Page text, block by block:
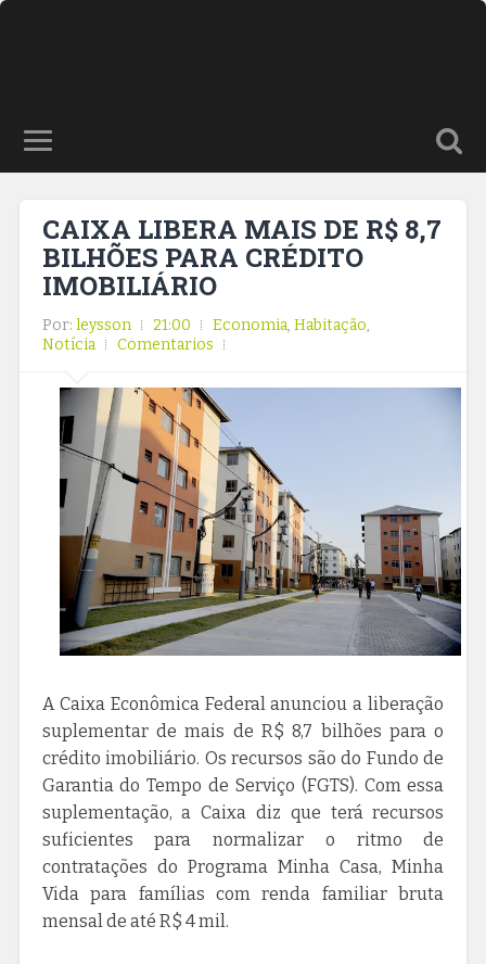
CAIXA LIBERA MAIS DE R$ 8,7
BILHÕES PARA CRÉDITO
IMOBILIÁRIO
Por: leysson 21:00 Economia, Habitação,
Notícia
Comentarios
A Caixa Econômica Federal anunciou a liberação
suplementar de mais de R$ 8,7 bilhões para o
crédito imobiliário. Os recursos são do Fundo de
Garantia do Tempo de Serviço (FGTS). Com essa
suplementação, a Caixa diz que terá recursos
suficientes para normalizar o ritmo de
contratações do Programa Minha Casa, Minha
Vida para famílias com renda familiar bruta
mensal de até R$ 4 mil.